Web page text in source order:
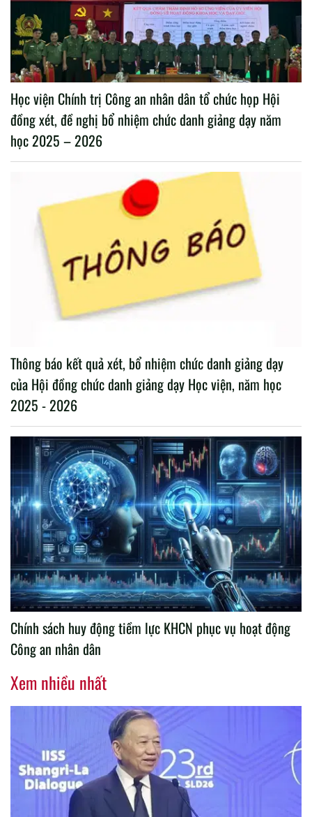
Học viện Chính trị Công an nhân dân tổ chức họp Hội
đồng xét, đề nghị bổ nhiệm chức danh giảng dạy năm
học 2025 – 2026
Thông báo kết quả xét, bổ nhiệm chức danh giảng dạy
của Hội đồng chức danh giảng dạy Học viện, năm học
2025 - 2026
Chính sách huy động tiềm lực KHCN phục vụ hoạt động
Công an nhân dân
Xem nhiều nhất